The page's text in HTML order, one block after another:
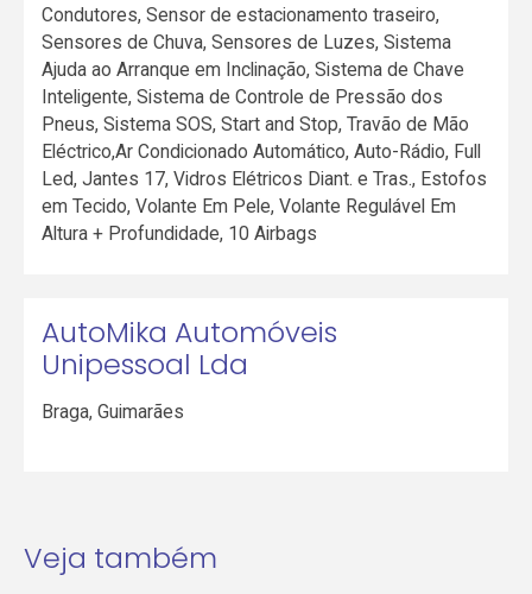
Condutores, Sensor de estacionamento traseiro,
Sensores de Chuva, Sensores de Luzes, Sistema
Ajuda ao Arranque em Inclinação, Sistema de Chave
Inteligente, Sistema de Controle de Pressão dos
Pneus, Sistema SOS, Start and Stop, Travão de Mão
Eléctrico,Ar Condicionado Automático, Auto-Rádio, Full
Led, Jantes 17, Vidros Elétricos Diant. e Tras., Estofos
em Tecido, Volante Em Pele, Volante Regulável Em
Altura + Profundidade, 10 Airbags
AutoMika Automóveis
Unipessoal Lda
Braga,Guimarães
Veja também